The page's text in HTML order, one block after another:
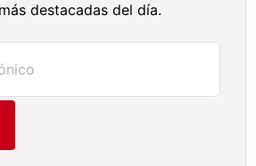
destacadas del día.